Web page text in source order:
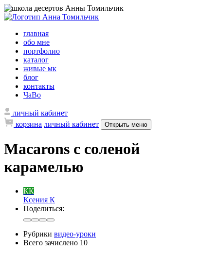
главная
обо мне
портфолио
каталог
живые мк
блог
контакты
ЧаВо
личный кабинет
корзина личный кабинет Открыть меню
Macarons с соленой
карамелью
КК
Ксения К
Поделиться:
Рубрики видео-уроки
Всего зачислено 10